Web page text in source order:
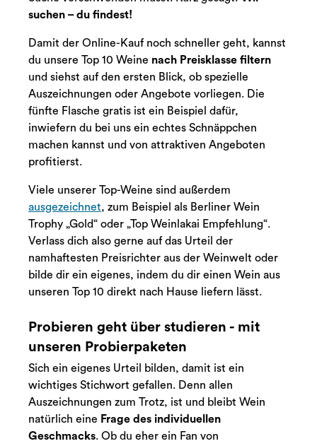
suchen – du findest!
Damit der Online-Kauf noch schneller geht, kannst
du unsere Top 10 Weine nach Preisklasse filtern
und siehst auf den ersten Blick, ob spezielle
Auszeichnungen oder Angebote vorliegen. Die
fünfte Flasche gratis ist ein Beispiel dafür,
inwiefern du bei uns ein echtes Schnäppchen
machen kannst und von attraktiven Angeboten
profitierst.
Viele unserer Top-Weine sind außerdem
ausgezeichnet, zum Beispiel als Berliner Wein
Trophy „Gold“ oder „Top Weinlakai Empfehlung“.
Verlass dich also gerne auf das Urteil der
namhaftesten Preisrichter aus der Weinwelt oder
bilde dir ein eigenes, indem du dir einen Wein aus
unseren Top 10 direkt nach Hause liefern lässt.
Probieren geht über studieren - mit
unseren Probierpaketen
Sich ein eigenes Urteil bilden, damit ist ein
wichtiges Stichwort gefallen. Denn allen
Auszeichnungen zum Trotz, ist und bleibt Wein
natürlich eine Frage des individuellen
Geschmacks. Ob du eher ein Fan von